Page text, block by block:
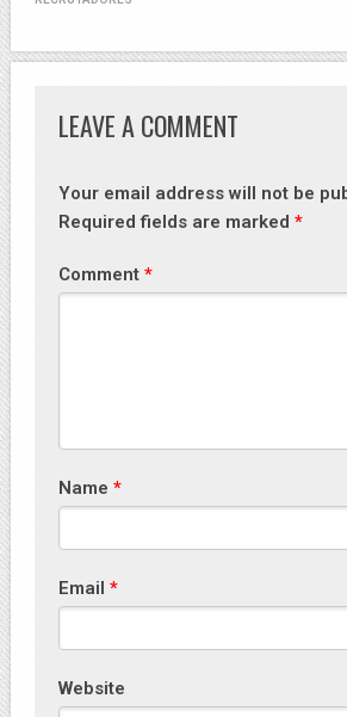
LEAVE A COMMENT
Your email address will not be
Required fields are marked *
Comment *
Name *
Email *
Website